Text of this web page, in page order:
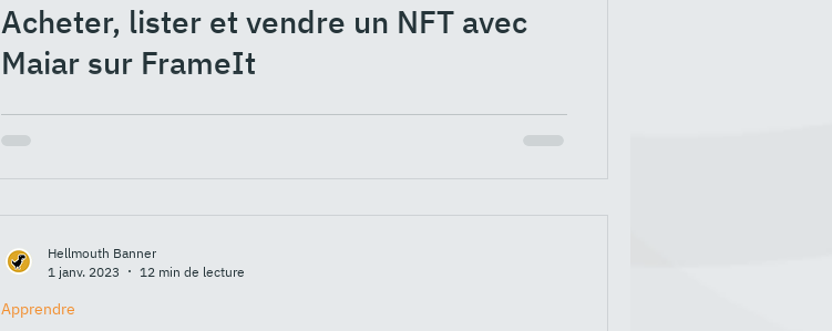
Acheter, lister et vendre un NFT avec
Maiar sur FrameIt
Après avoir vu comment utiliser Maiar, le PICS vous propose
d'apprendre ensemble comment acheter et vendre un NFT sur
Apprendre
Hellmouth Banner
1 janv. 2023
12 min de lecture